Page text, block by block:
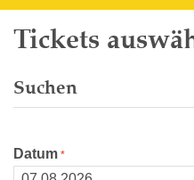
Tickets
Suchen
Datum